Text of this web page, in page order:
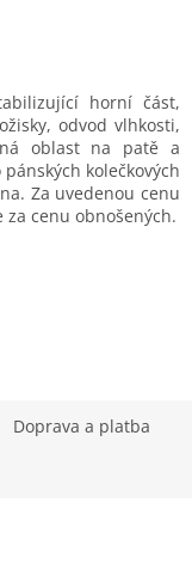
horní část,
odvod vlhkosti,
oblast na patě a
kolečkových
Za uvedenou cenu
cenu obnošených.
Doprava a platba